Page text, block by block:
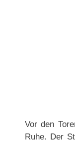
Vor den
Ruhe. Der